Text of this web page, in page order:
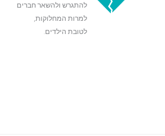
להתגרש ולהשאר חברים
למרות המחלוקות,
לטובת הילדים.